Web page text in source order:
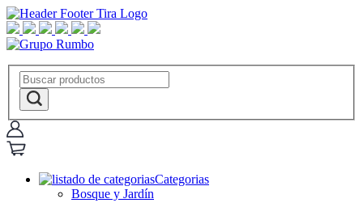
Categorias
Bosque y Jardín